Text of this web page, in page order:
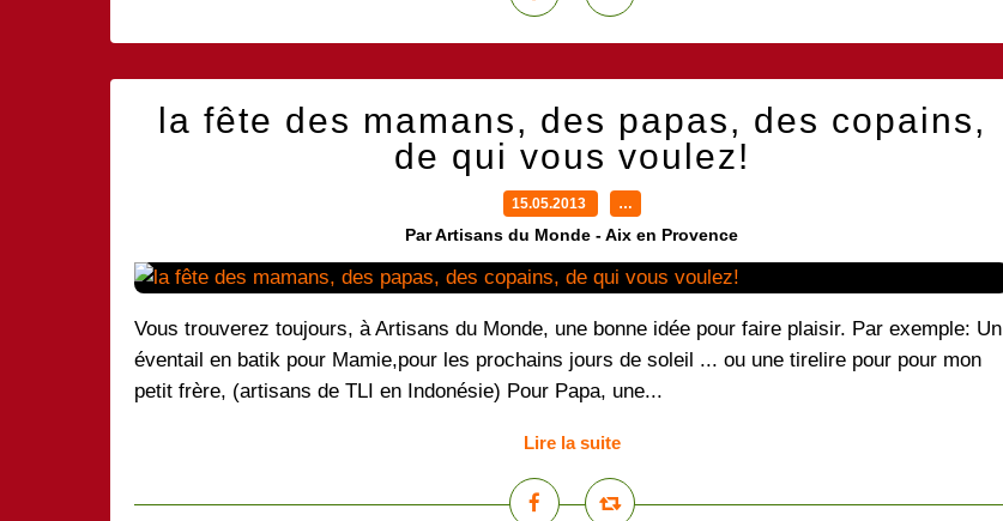
la fête des mamans, des papas, des copains,
de qui vous voulez!
15.05.2013 …
Par Artisans du Monde - Aix en Provence
Vous trouverez toujours, à Artisans du Monde, une bonne idée pour faire plaisir. Par exemple: Un
éventail en batik pour Mamie,pour les prochains jours de soleil ... ou une tirelire pour pour mon
petit frère, (artisans de TLI en Indonésie) Pour Papa, une...
Lire la suite